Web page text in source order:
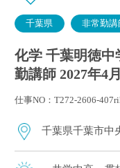
千葉県 非常勤講
化学 千葉明徳中
勤講師 2027年4
仕事NO：T272-2606-
千葉県千葉市中